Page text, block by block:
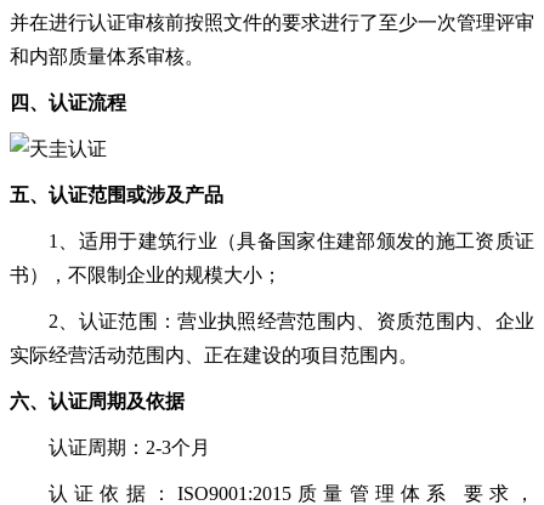
并在进行认证审核前按照文件的要求进行了至少一次管理评审
和内部质量体系审核。
四、认证流程
五、认证范围或涉及产品
1、适用于建筑行业（具备国家住建部颁发的施工资质证
书），不限制企业的规模大小；
2、认证范围：营业执照经营范围内、资质范围内、企业
实际经营活动范围内、正在建设的项目范围内。
六、认证周期及依据
认证周期： 2-3个月
认证依据：ISO9001:2015质量管理体系 要求，